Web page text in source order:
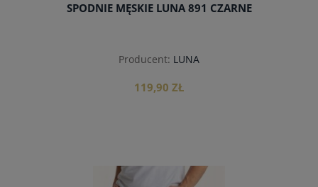
SPODNIE MĘSKIE LUNA 891 CZARNE
Producent: LUNA
119,90 ZŁ
do koszyka